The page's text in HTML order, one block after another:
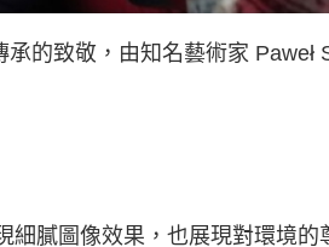
的致敬，由知名藝術家 Paweł
膩圖像效果，也展現對環境的